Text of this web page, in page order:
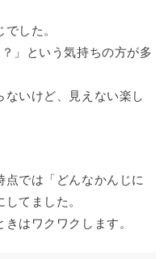
した。
」という気持ちの方が多
いけど、見えない楽し
点では「どんなかんじに
てました。
はワクワクします。